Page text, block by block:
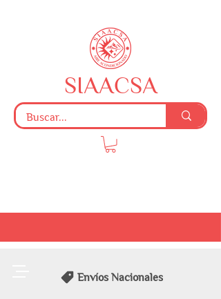
Envíos Nacionales
SIAACSA